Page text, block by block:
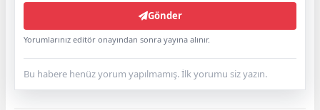
Gönder
Yorumlarınız editör onayından sonra yayına alınır.
Bu habere henüz yorum yapılmamış. İlk yorumu siz yazın.